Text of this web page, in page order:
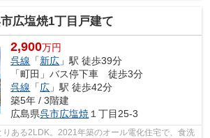
広塩焼1丁目戸建て
2,900万円
呉線 「新広 」駅 徒歩39分
「町田」バス停下車 徒歩3分
呉線 「広 」駅 徒歩42分
築5年 / 3階建
広島県呉市広塩焼 １丁目25-3
ある2LDK。2021年築のオール電化住宅で、食洗